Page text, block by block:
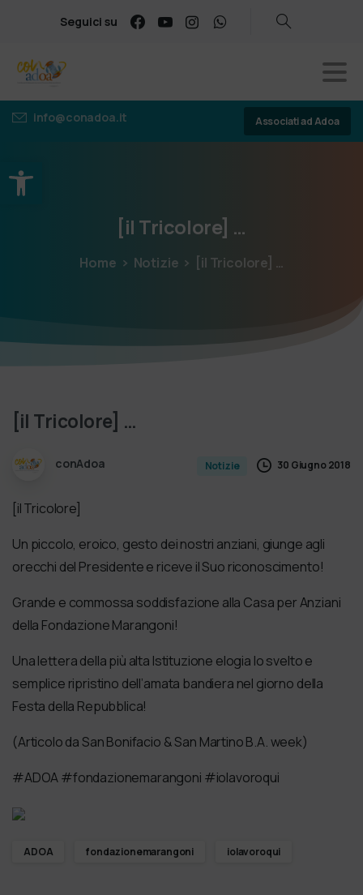
Apri la barra degli strumenti
Seguici su
info@conadoa.it Associati ad Adoa
[il Tricolore] …
Home Notizie [il Tricolore] …
[il Tricolore] …
conAdoa Notizie 30 Giugno 2018
[il Tricolore]
Un piccolo, eroico, gesto dei nostri anziani, giunge agli
orecchi del Presidente e riceve il Suo riconoscimento!
Grande e commossa soddisfazione alla Casa per Anziani
della Fondazione Marangoni!
Una lettera della più alta Istituzione elogia lo svelto e
semplice ripristino dell’amata bandiera nel giorno della
Festa della Repubblica!
(Articolo da San Bonifacio & San Martino B.A. week)
#ADOA #fondazionemarangoni #iolavoroqui
ADOA fondazionemarangoni iolavoroqui